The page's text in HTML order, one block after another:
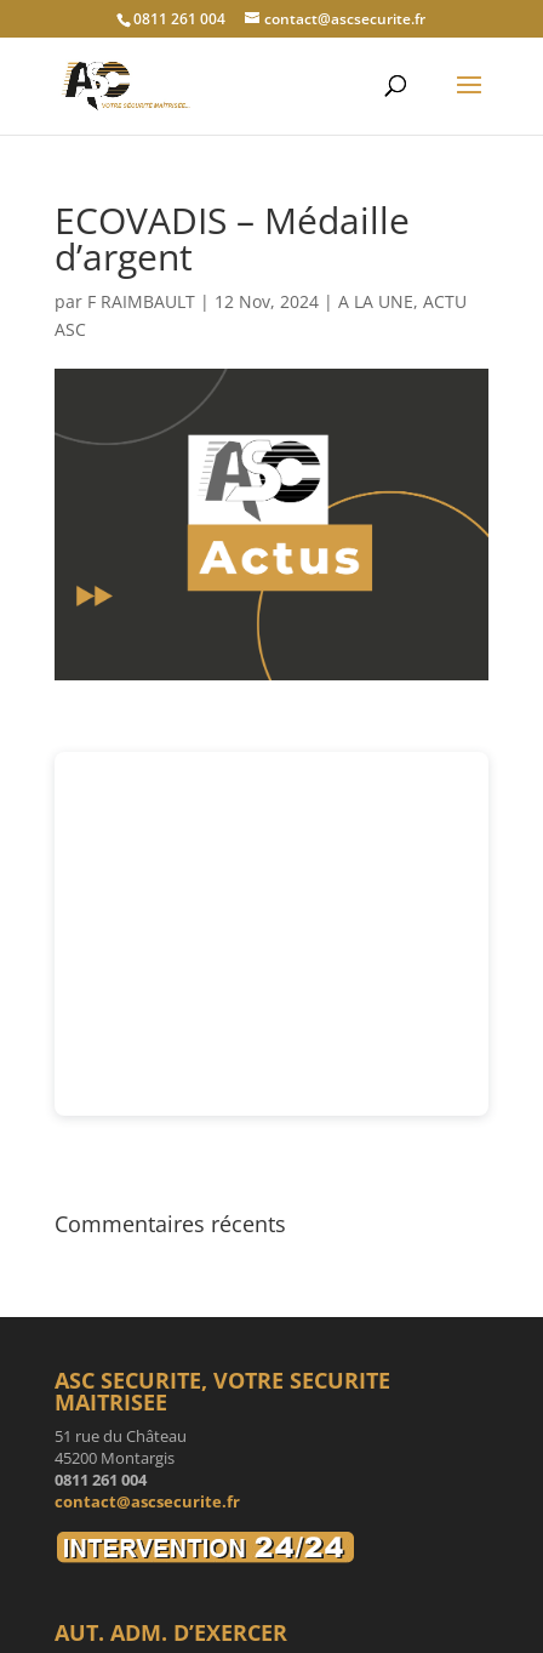
0811 261 004 contact@ascsecurite.fr
ECOVADIS – Médaille
d’argent
par F RAIMBAULT| 12 Nov, 2024| A LA UNE, ACTU
ASC
Commentaires récents
ASC SECURITE, VOTRE SECURITE
MAITRISEE
51 rue du Château
45200 Montargis
0811 261 004
contact@ascsecurite.fr
AUT. ADM. D’EXERCER